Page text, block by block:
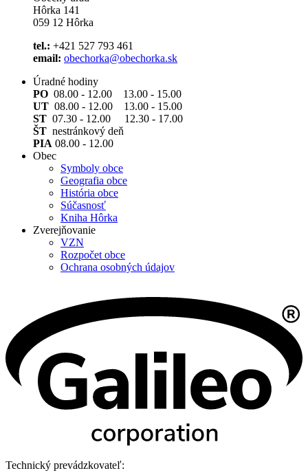
Hôrka 141
059 12 Hôrka
tel.: +421 527 793 461
email: obechorka@obechorka.sk
Úradné hodiny
PO 08.00 - 12.00 13.00 - 15.00
UT 08.00 - 12.00 13.00 - 15.00
ST 07.30 - 12.00 12.30 - 17.00
ŠT nestránkový deň
PIA 08.00 - 12.00
Obec
Symboly obce
Geografia obce
História obce
Súčasnosť
Kniha Hôrka
Zverejňovanie
VZN
Rozpočet obce
Ochrana osobných údajov
Technický prevádzkovateľ: